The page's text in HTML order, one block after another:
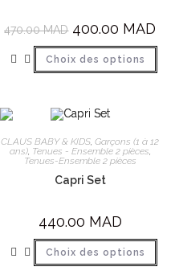
470.00MAD 400.00 MAD
Choix des options
CLAUS BABY & KIDS,Garçons (1 à 12
ans), Tenues - Ensemble 2 pièces,
Tenues-Ensemble 2 pièces
Capri Set
440.00 MAD
Choix des options